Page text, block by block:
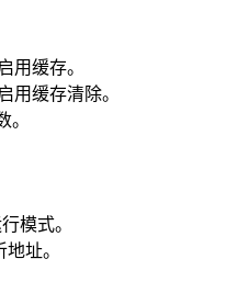
用缓存。
用缓存清除。
。
模式。
地址。